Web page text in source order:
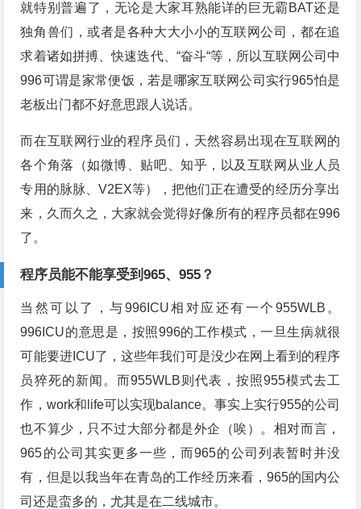
就特别普遍了，无论是大家耳熟能详的巨无霸BAT还是
独角兽们，或者是各种大大小小的互联网公司，都在追
求着诸如拼搏、快速迭代、“奋斗“等，所以互联网公司中
996可谓是家常便饭，若是哪家互联网公司实行965怕是
老板出门都不好意思跟人说话。
而在互联网行业的程序员们，天然容易出现在互联网的
各个角落（如微博、贴吧、知乎，以及互联网从业人员
专用的脉脉、V2EX等），把他们正在遭受的经历分享出
来，久而久之，大家就会觉得好像所有的程序员都在996
了。
程序员能不能享受到965、955？
当然可以了，与996ICU相对应还有一个955WLB。
996ICU的意思是，按照996的工作模式，一旦生病就很
可能要进ICU了，这些年我们可是没少在网上看到的程序
员猝死的新闻。而955WLB则代表，按照955模式去工
作，work和life可以实现balance。事实上实行955的公司
也不算少，只不过大部分都是外企（唉）。相对而言，
965的公司其实更多一些，而965的公司列表暂时并没
有，但是以我当年在青岛的工作经历来看，965的国内公
司还是蛮多的，尤其是在二线城市。